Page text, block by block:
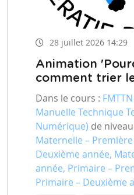
28 juillet 2026 14:29
Animation
comment trier
Dans le cours :
Manuelle Technique
Numérique) de niveau
Maternelle –
Deuxième année,
année, Primaire –
Primaire – Deuxième